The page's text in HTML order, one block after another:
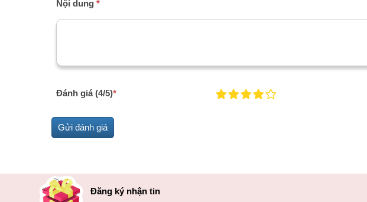
Nội dung *
Đánh giá (4/5)*
Đăng ký nhận tin